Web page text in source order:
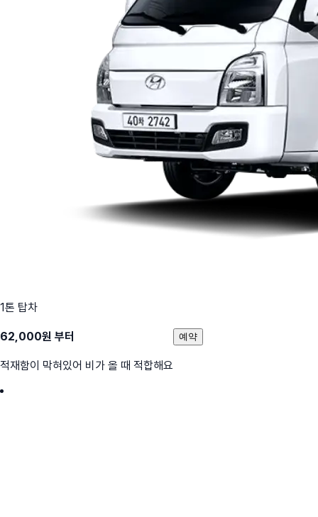
1톤 탑차
62,000원 부터
적재함이 막혀있어 비가 올 때 적합해요
예약